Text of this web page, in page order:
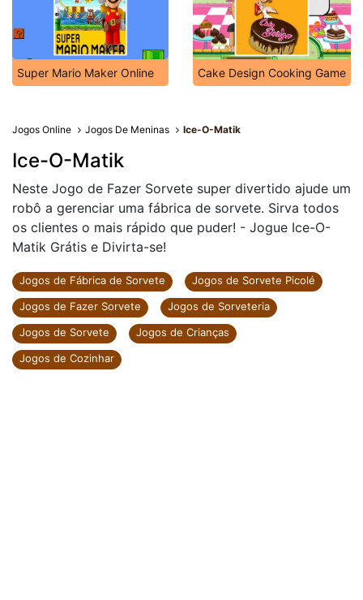
Super Mario Maker Online Cake Design Cooking Game
Jogos Online Jogos De Meninas Ice-O-Matik
Ice-O-Matik
Neste Jogo de Fazer Sorvete super divertido ajude um
robô a gerenciar uma fábrica de sorvete. Sirva todos
os clientes o mais rápido que puder! - Jogue Ice-O-
Matik Grátis e Divirta-se!
Jogos de Fábrica de Sorvete
Jogos de Sorvete Picolé
Jogos de Fazer Sorvete
Jogos de Sorveteria
Jogos de Sorvete
Jogos de Crianças
Jogos de Cozinhar